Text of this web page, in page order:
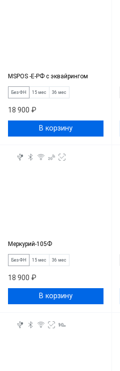
MSPOS -Е-РФ с эквайрингом
Без ФН 15 мес 36 мес
18 900 ₽
В корзину
Меркурий-105Ф
Без ФН 15 мес 36 мес
18 900 ₽
В корзину